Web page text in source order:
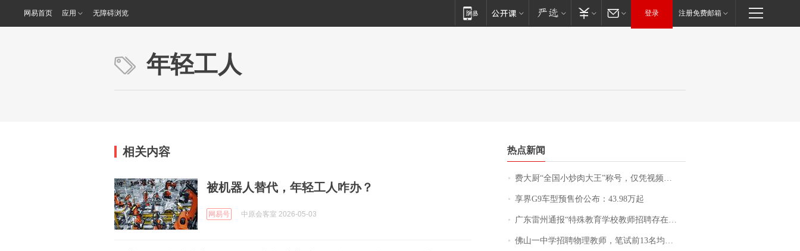
网易首页 应用 无障碍浏览 登录 注册免费邮箱
年轻工人
相关内容
被机器人替代，年轻工人咋办？
网易号 中原会客室 2026-05-03
热点新闻
费大厨“全国小炒肉大王”称号，仅凭视频评出？中国烹饪协会回应
享界G9车型预售价公布：43.98万起
广东雷州通报“特殊教育学校教师招聘存在违规行为”：已启动问责程序 副校长被停职
佛山一中学招聘物理教师，笔试前13名均遭淘汰？教育局：已叫停招聘，成立调查组全面核查